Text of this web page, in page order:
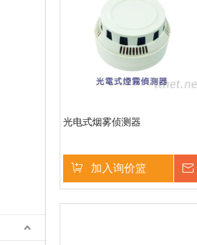
光电式烟雾侦测器
加入询价篮